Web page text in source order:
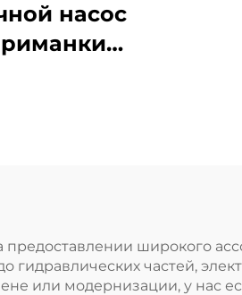
насос
широкого
гидравлических частей,
или модернизации, у нас